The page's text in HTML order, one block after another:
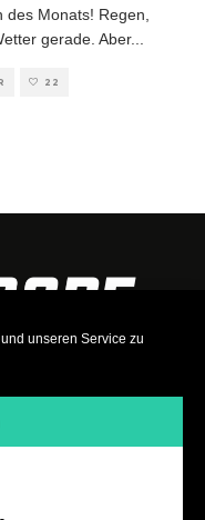
unseren Service zu
Monats! Regen,
gerade. Aber...
22